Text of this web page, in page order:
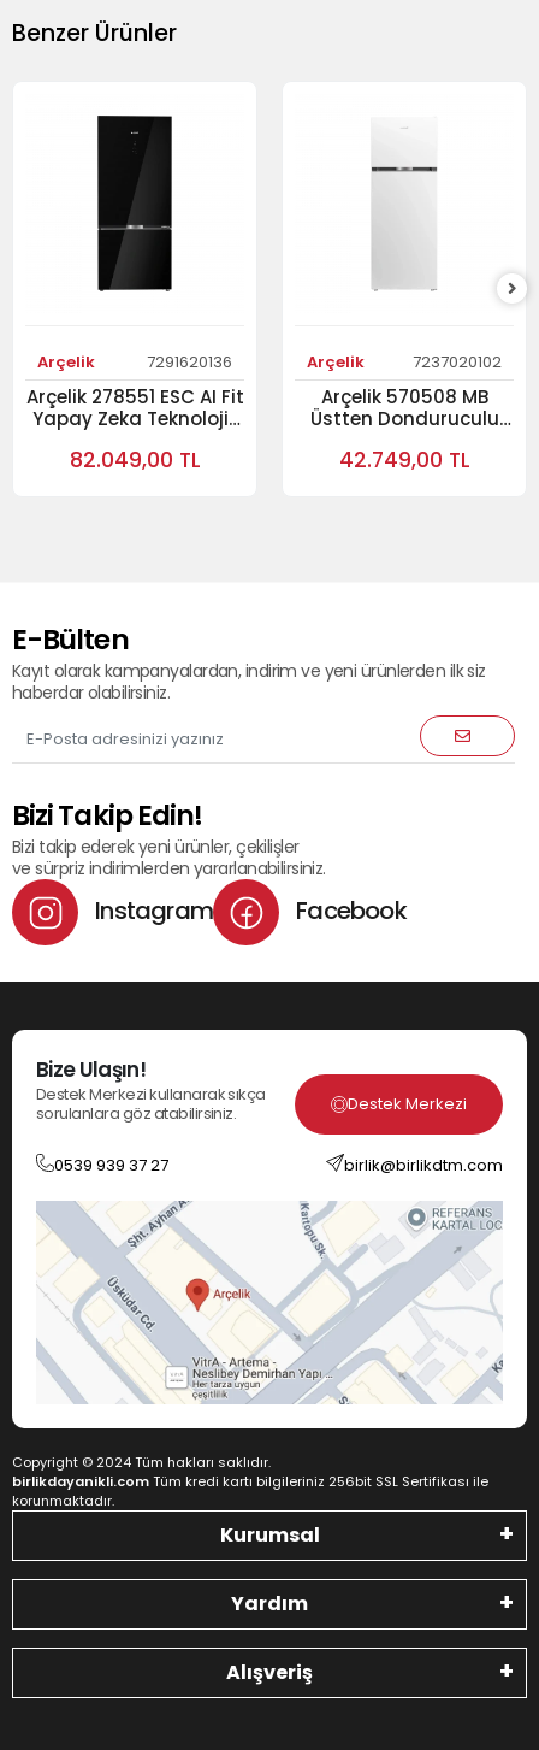
Benzer Ürünler
Arçelik 7291620136
Arçelik 278551 ESC AI Fit
Yapay Zeka Teknolojili
Buzdolabı Cam Serisi
82.049,00 TL
Arçelik 7237020102
Arçelik 570508 MB
Üstten Donduruculu
42.749,00 TL
E-Bülten
Kayıt olarak kampanyalardan, indirim ve yeni ürünlerden ilk siz
haberdar olabilirsiniz.
Bizi Takip Edin!
Bizi takip ederek yeni ürünler, çekilişler
ve sürpriz indirimlerden yararlanabilirsiniz.
Instagram Facebook
Bize Ulaşın!
Destek Merkezi kullanarak sıkça
sorulanlara göz atabilirsiniz.
Destek Merkezi
0539 939 37 27 birlik@birlikdtm.com
Copyright © 2024 Tüm hakları saklıdır.
birlikdayanikli.comTüm kredi kartı bilgileriniz 256bit SSL Sertifikası ile
korunmaktadır.
Kurumsal
Yardım
Alışveriş